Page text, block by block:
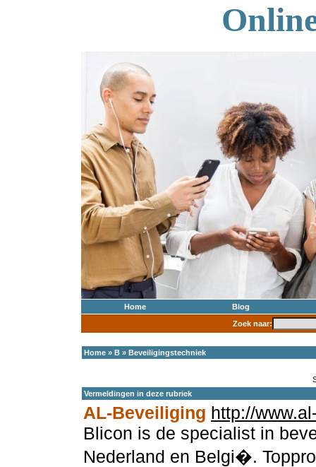
Home
Blog
Zoek naar:
Home » B » Beveiligingstechniek
Vermeldingen in deze rubriek
AL-Beveiliging http://
Blicon is de specialist in
Nederland en Belgi�.